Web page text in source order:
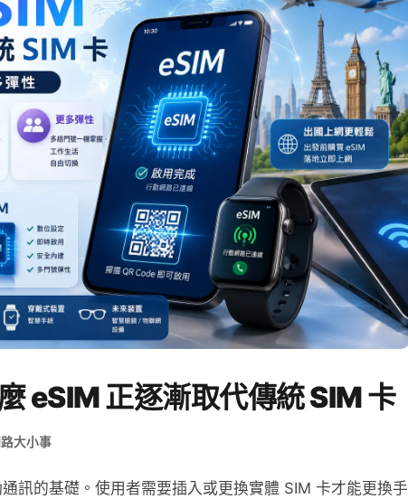
eSIM 正逐漸取代傳統 SIM 卡
大小事
訊的基礎。使用者需要插入或更換實體 SIM 卡才能更換手